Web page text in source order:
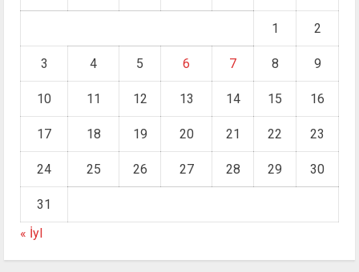
1 2
3 4 5 6 7 8 9
10 11 12 13 14 15 16
17 18 19 20 21 22 23
24 25 26 27 28 29 30
31
« İyl